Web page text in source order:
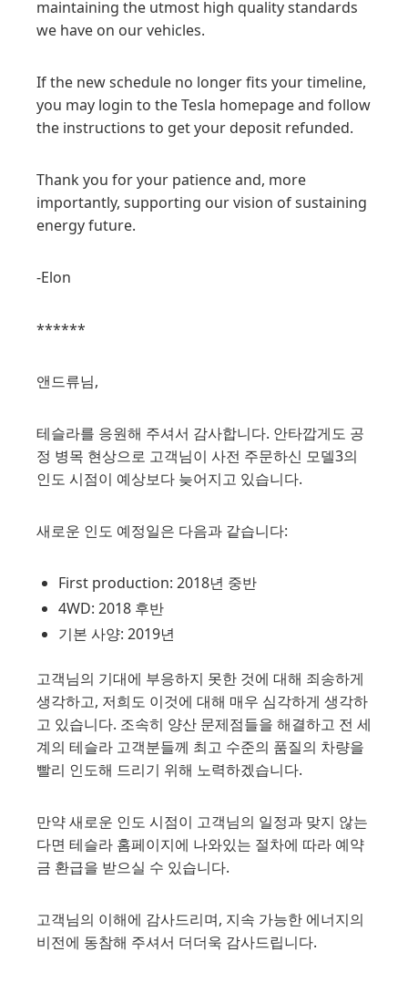
maintaining the utmost high quality standards
we have on our vehicles.
If the new schedule no longer fits your timeline,
you may login to the Tesla homepage and follow
the instructions to get your deposit refunded.
Thank you for your patience and, more
importantly, supporting our vision of sustaining
energy future.
-Elon
******
앤드류님,
테슬라를 응원해 주셔서 감사합니다. 안타깝게도 공
정 병목 현상으로 고객님이 사전 주문하신 모델3의
인도 시점이 예상보다 늦어지고 있습니다.
새로운 인도 예정일은 다음과 같습니다:
First production: 2018년 중반
4WD: 2018 후반
기본 사양: 2019년
고객님의 기대에 부응하지 못한 것에 대해 죄송하게
생각하고, 저희도 이것에 대해 매우 심각하게 생각하
고 있습니다. 조속히 양산 문제점들을 해결하고 전 세
계의 테슬라 고객분들께 최고 수준의 품질의 차량을
빨리 인도해 드리기 위해 노력하겠습니다.
만약 새로운 인도 시점이 고객님의 일정과 맞지 않는
다면 테슬라 홈페이지에 나와있는 절차에 따라 예약
금 환급을 받으실 수 있습니다.
고객님의 이해에 감사드리며, 지속 가능한 에너지의
비전에 동참해 주셔서 더더욱 감사드립니다.